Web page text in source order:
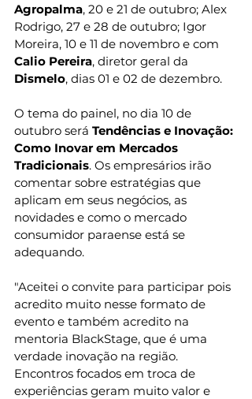
Agropalma, 20 e 21 de outubro; Alex
Rodrigo, 27 e 28 de outubro; Igor
Moreira, 10 e 11 de novembro e com
Calio Pereira, diretor geral da
Dismelo, dias 01 e 02 de dezembro.
O tema do painel, no dia 10 de
outubro será Tendências e Inovação:
Como Inovar em Mercados
Tradicionais. Os empresários irão
comentar sobre estratégias que
aplicam em seus negócios, as
novidades e como o mercado
consumidor paraense está se
adequando.
"Aceitei o convite para participar pois
acredito muito nesse formato de
evento e também acredito na
mentoria BlackStage, que é uma
verdade inovação na região.
Encontros focados em troca de
experiências geram muito valor e